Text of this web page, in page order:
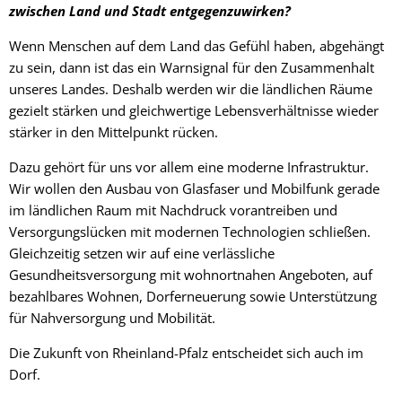
zwischen Land und Stadt entgegenzuwirken?
Wenn Menschen auf dem Land das Gefühl haben, abgehängt
zu sein, dann ist das ein Warnsignal für den Zusammenhalt
unseres Landes. Deshalb werden wir die ländlichen Räume
gezielt stärken und gleichwertige Lebensverhältnisse wieder
stärker in den Mittelpunkt rücken.
Dazu gehört für uns vor allem eine moderne Infrastruktur.
Wir wollen den Ausbau von Glasfaser und Mobilfunk gerade
im ländlichen Raum mit Nachdruck vorantreiben und
Versorgungslücken mit modernen Technologien schließen.
Gleichzeitig setzen wir auf eine verlässliche
Gesundheitsversorgung mit wohnortnahen Angeboten, auf
bezahlbares Wohnen, Dorferneuerung sowie Unterstützung
für Nahversorgung und Mobilität.
Die Zukunft von Rheinland-Pfalz entscheidet sich auch im
Dorf.